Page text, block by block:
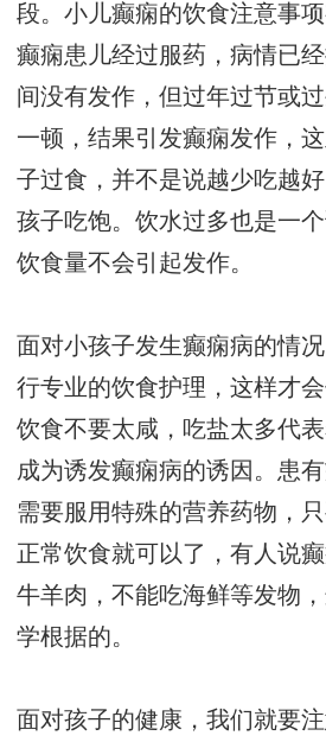
段。小儿癫痫的饮食注意事
癫痫患儿经过服药，病情已
间没有发作，但过年过节或
一顿，结果引发癫痫发作，
子过食，并不是说越少吃越
孩子吃饱。饮水过多也是一
饮食量不会引起发作。
面对小孩子发生癫痫病的情
行专业的饮食护理，这样才会
饮食不要太咸，吃盐太多代
成为诱发癫痫病的诱因。患
需要服用特殊的营养药物，
正常饮食就可以了，有人说
牛羊肉，不能吃海鲜等发物
学根据的。
面对孩子的健康，我们就要